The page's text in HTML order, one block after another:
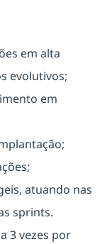
em alta
evolutivos;
em
atuando nas
sprints.
3 vezes por